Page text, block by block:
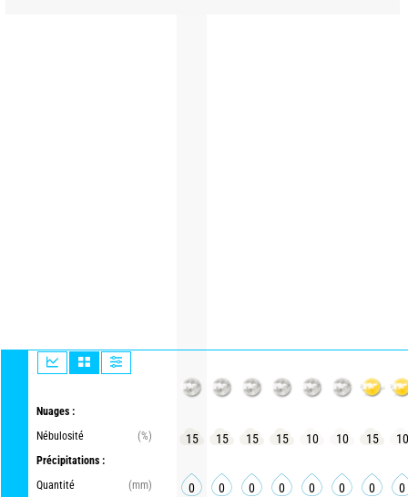
Nuages :
Nébulosité
(%)
Précipitations :
Quantité
(mm)
15 15 15 15 10 10 15 10
0 0 0 0 0 0 0 0